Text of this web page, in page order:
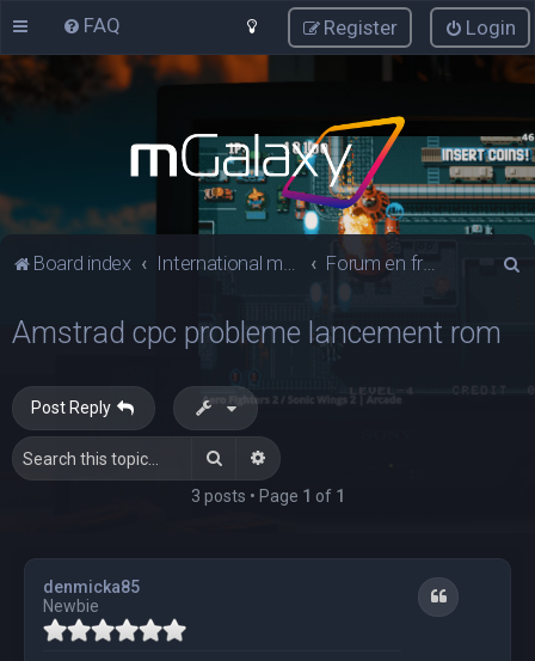
FAQ Login
Register
Board index International mGalaxy Users Forum en francais
c
Amstrad cpc probleme lancement rom
Post Reply
Search Advanced search
3 posts • Page 1 of 1
denmicka85
Newbie
Quote